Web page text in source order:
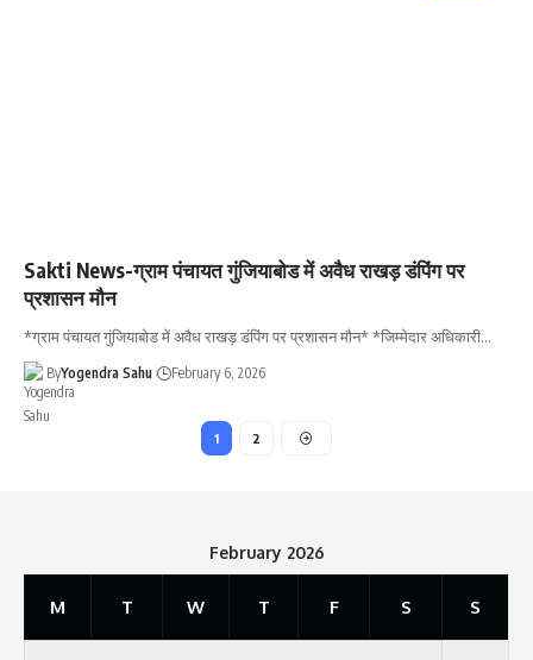
Sakti News-ग्राम पंचायत गुंजियाबोड में अवैध राखड़ डंपिंग पर
प्रशासन मौन
*ग्राम पंचायत गुंजियाबोड में अवैध राखड़ डंपिंग पर प्रशासन मौन* *जिम्मेदार अधिकारी…
ByYogendra Sahu February 6, 2026
1 2
February 2026
M T W T F S S